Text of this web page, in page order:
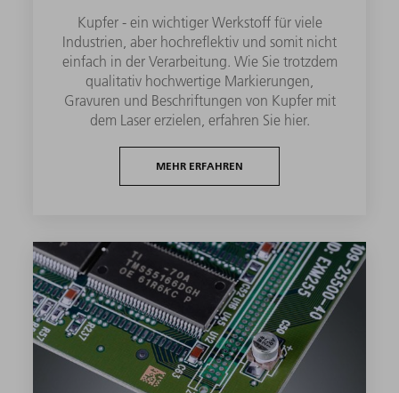
Kupfer - ein wichtiger Werkstoff für viele
Industrien, aber hochreflektiv und somit nicht
einfach in der Verarbeitung. Wie Sie trotzdem
qualitativ hochwertige Markierungen,
Gravuren und Beschriftungen von Kupfer mit
dem Laser erzielen, erfahren Sie hier.
MEHR ERFAHREN